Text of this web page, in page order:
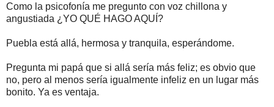
Como la psicofonía me pregunto con voz chillona y
angustiada ¿YO QUÉ HAGO AQUÍ?
Puebla está allá, hermosa y tranquila, esperándome.
Pregunta mi papá que si allá sería más feliz; es obvio que
no, pero al menos sería igualmente infeliz en un lugar más
bonito. Ya es ventaja.